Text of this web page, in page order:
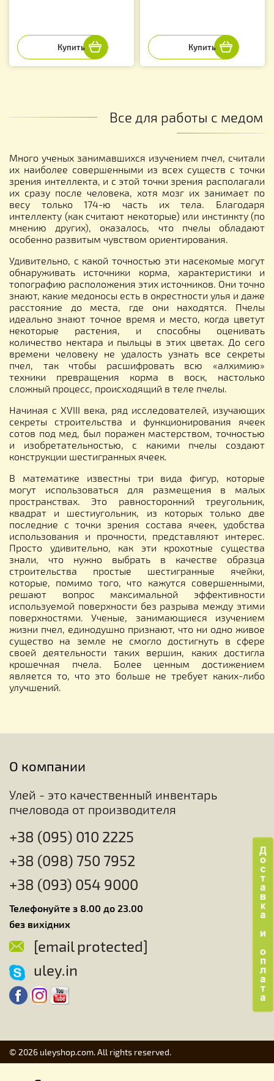
Все для работы с медом
Много ученых занимавшихся изучением пчел, считали
их наиболее совершенными из всех существ с точки
зрения интеллекта, и с этой точки зрения располагали
их сразу после человека, хотя мозг их занимает по
весу только 174-ю часть их тела. Благодаря
интеллекту (как считают некоторые) или инстинкту (по
мнению других), оказалось, что пчелы обладают
особенно развитым чувством ориентирования.
Удивительно, с какой точностью эти насекомые могут
обнаруживать источники корма, характеристики и
топографию расположения этих источников. Они точно
знают, какие медоносы есть в окрестности улья и даже
расстояние до места, где они находятся. Пчелы
идеально знают точное время и место, когда цветут
некоторые растения, и способны оценивать
количество нектара и пыльцы в этих цветах. До сего
времени человеку не удалость узнать все секреты
пчел, так чтобы расшифровать всю «алхимию»
техники превращения корма в воск, настолько
сложный процесс, происходящий в теле пчелы.
Начиная с XVIII века, ряд исследователей, изучающих
секреты строительства и функционирования ячеек
сотов под мед, был поражен мастерством, точностью
и изобретательностью, с какими пчелы создают
конструкции шестигранных ячеек.
В математике известны три вида фигур, которые
могут использоваться для размещения в малых
пространствах. Это равносторонний треугольник,
квадрат и шестиугольник, из которых только две
последние с точки зрения состава ячеек, удобства
использования и прочности, представляют интерес.
Просто удивительно, как эти крохотные существа
знали, что нужно выбрать в качестве образца
строительства простые шестигранные ячейки,
которые, помимо того, что кажутся совершенными,
решают вопрос максимальной эффективности
используемой поверхности без разрыва между этими
поверхностями. Ученые, занимающиеся изучением
жизни пчел, единодушно признают, что ни одно живое
существо на земле не смогло достигнуть в сфере
своей деятельности таких вершин, каких достигла
крошечная пчела. Более ценным достижением
является то, что это больше не требует каких-либо
улучшений.
О компании
Улей - это качественный инвентарь
пчеловода от производителя
+38 (095) 010 2225
+38 (098) 750 7952
+38 (093) 054 9000
Телефонуйте з 8.00 до 23.00
без вихідних
[email protected]
uley.in
© 2026 uleyshop.com. All rights reserved.